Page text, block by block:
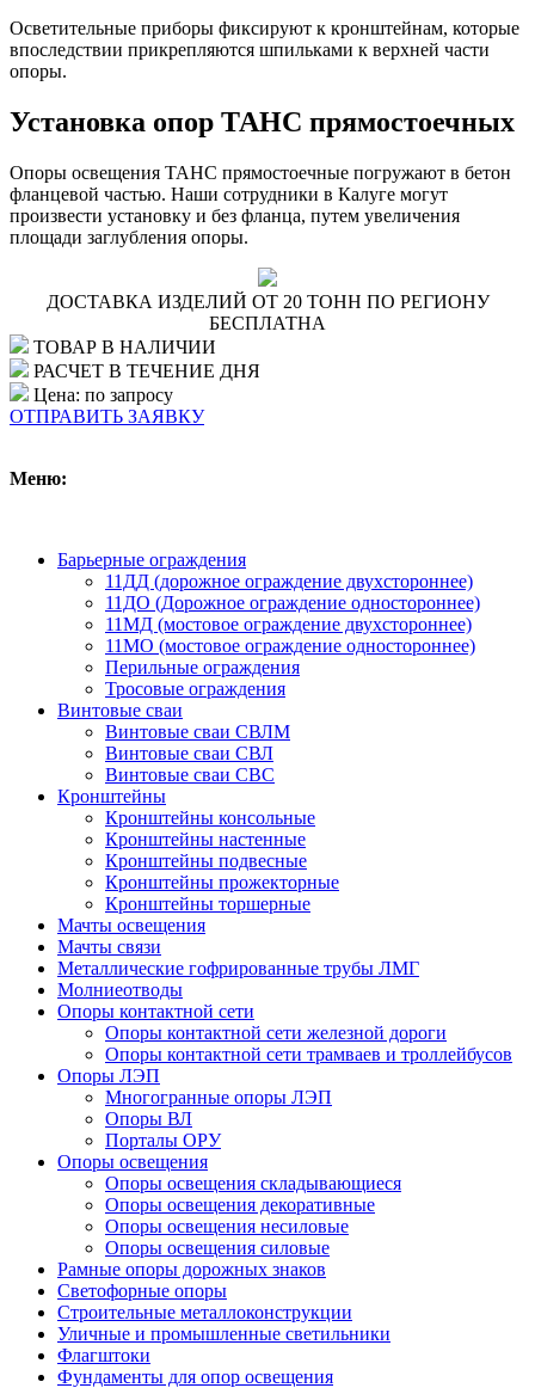
Осветительные приборы фиксируют к кронштейнам, которые
впоследствии прикрепляются шпильками к верхней части
опоры.
Установка опор ТАНС прямостоечных
Опоры освещения ТАНС прямостоечные погружают в бетон
фланцевой частью. Наши сотрудники в Калуге могут
произвести установку и без фланца, путем увеличения
площади заглубления опоры.
ДОСТАВКА ИЗДЕЛИЙ ОТ 20 ТОНН ПО РЕГИОНУ
БЕСПЛАТНА
ТОВАР В НАЛИЧИИ
РАСЧЕТ В ТЕЧЕНИЕ ДНЯ
Цена: по запросу
ОТПРАВИТЬ ЗАЯВКУ
Меню:
Барьерные ограждения
11ДД (дорожное ограждение двухстороннее)
11ДО (Дорожное ограждение одностороннее)
11МД (мостовое ограждение двухстороннее)
11МО (мостовое ограждение одностороннее)
Перильные ограждения
Тросовые ограждения
Винтовые сваи
Винтовые сваи СВЛМ
Винтовые сваи СВЛ
Винтовые сваи СВС
Кронштейны
Кронштейны консольные
Кронштейны настенные
Кронштейны подвесные
Кронштейны прожекторные
Кронштейны торшерные
Мачты освещения
Мачты связи
Металлические гофрированные трубы ЛМГ
Молниеотводы
Опоры контактной сети
Опоры контактной сети железной дороги
Опоры контактной сети трамваев и троллейбусов
Опоры ЛЭП
Многогранные опоры ЛЭП
Опоры ВЛ
Порталы ОРУ
Опоры освещения
Опоры освещения cкладывающиеся
Опоры освещения декоративные
Опоры освещения несиловые
Опоры освещения силовые
Рамные опоры дорожных знаков
Светофорные опоры
Строительные металлоконструкции
Уличные и промышленные светильники
Флагштоки
Фундаменты для опор освещения